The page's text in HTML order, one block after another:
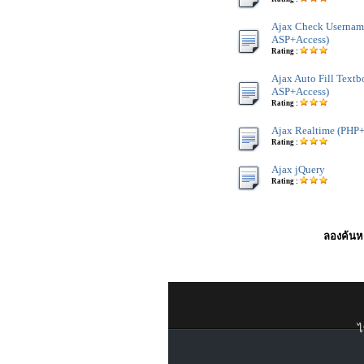
Ajax Check
ASP+Access)
Rating :
Ajax Auto Fill
ASP+Access)
Rating :
Ajax Realtime
Rating :
Ajax jQuery
Rating :
ลองค้นห